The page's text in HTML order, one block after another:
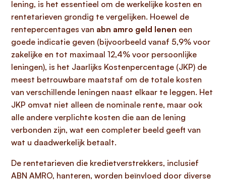
lening, is het essentieel om de werkelijke kosten en
rentetarieven grondig te vergelijken. Hoewel de
rentepercentages van abn amro geld lenen een
goede indicatie geven (bijvoorbeeld vanaf 5,9% voor
zakelijke en tot maximaal 12,4% voor persoonlijke
leningen), is het Jaarlijks Kostenpercentage (JKP) de
meest betrouwbare maatstaf om de totale kosten
van verschillende leningen naast elkaar te leggen. Het
JKP omvat niet alleen de nominale rente, maar ook
alle andere verplichte kosten die aan de lening
verbonden zijn, wat een completer beeld geeft van
wat u daadwerkelijk betaalt.
De rentetarieven die kredietverstrekkers, inclusief
ABN AMRO, hanteren, worden beïnvloed door diverse